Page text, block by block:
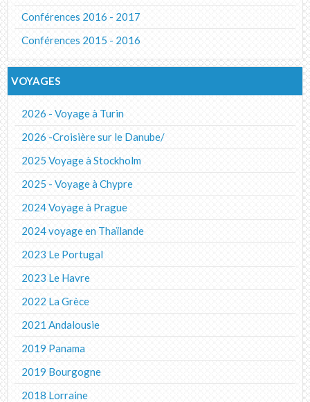
Conférences 2016 - 2017
Conférences 2015 - 2016
VOYAGES
2026 - Voyage à Turin
2026 -Croisière sur le Danube/
2025 Voyage à Stockholm
2025 - Voyage à Chypre
2024 Voyage à Prague
2024 voyage en Thaïlande
2023 Le Portugal
2023 Le Havre
2022 La Grèce
2021 Andalousie
2019 Panama
2019 Bourgogne
2018 Lorraine